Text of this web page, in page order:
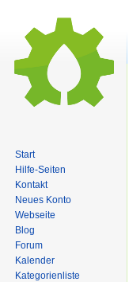
Start
Hilfe-Seiten
Kontakt
Neues Konto
Webseite
Blog
Forum
Kalender
Kategorienliste